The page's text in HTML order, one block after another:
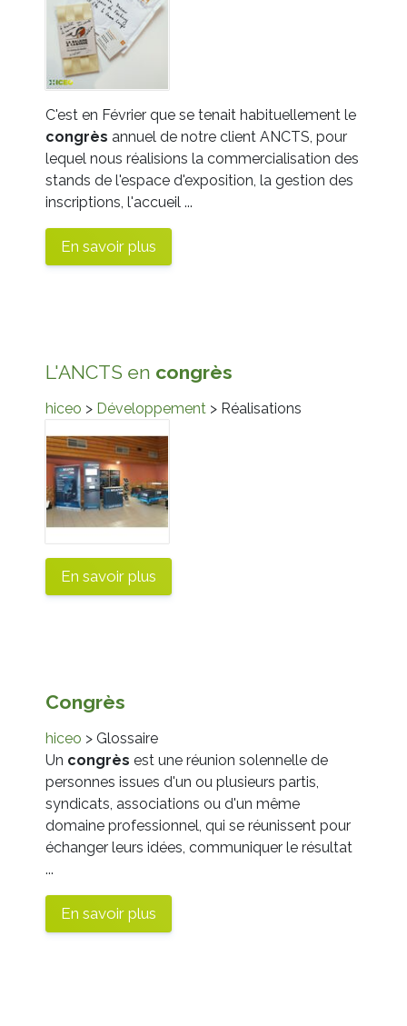
C'est en Février que se tenait habituellement le
congrès annuel de notre client ANCTS, pour
lequel nous réalisions la commercialisation des
stands de l'espace d'exposition, la gestion des
inscriptions, l'accueil ...
En savoir plus
L'ANCTS en congrès
hiceo > Développement > Réalisations
En savoir plus
Congrès
hiceo > Glossaire
Un congrès est une réunion solennelle de
personnes issues d'un ou plusieurs partis,
syndicats, associations ou d'un même
domaine professionnel, qui se réunissent pour
échanger leurs idées, communiquer le résultat
...
En savoir plus